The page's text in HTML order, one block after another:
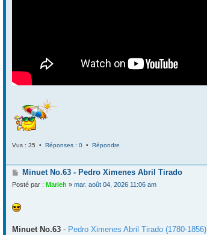
Vus : 35 • Réponses : 0 • Répondre
M
s
a
g
Minuet No.63 - Pedro Ximenes Abril Tirado
Posté par : Marieh » mar. août 04, 2026 11:06 am
Minuet No.63 - Pedro Ximenes Abril Tirado (1780-1856)